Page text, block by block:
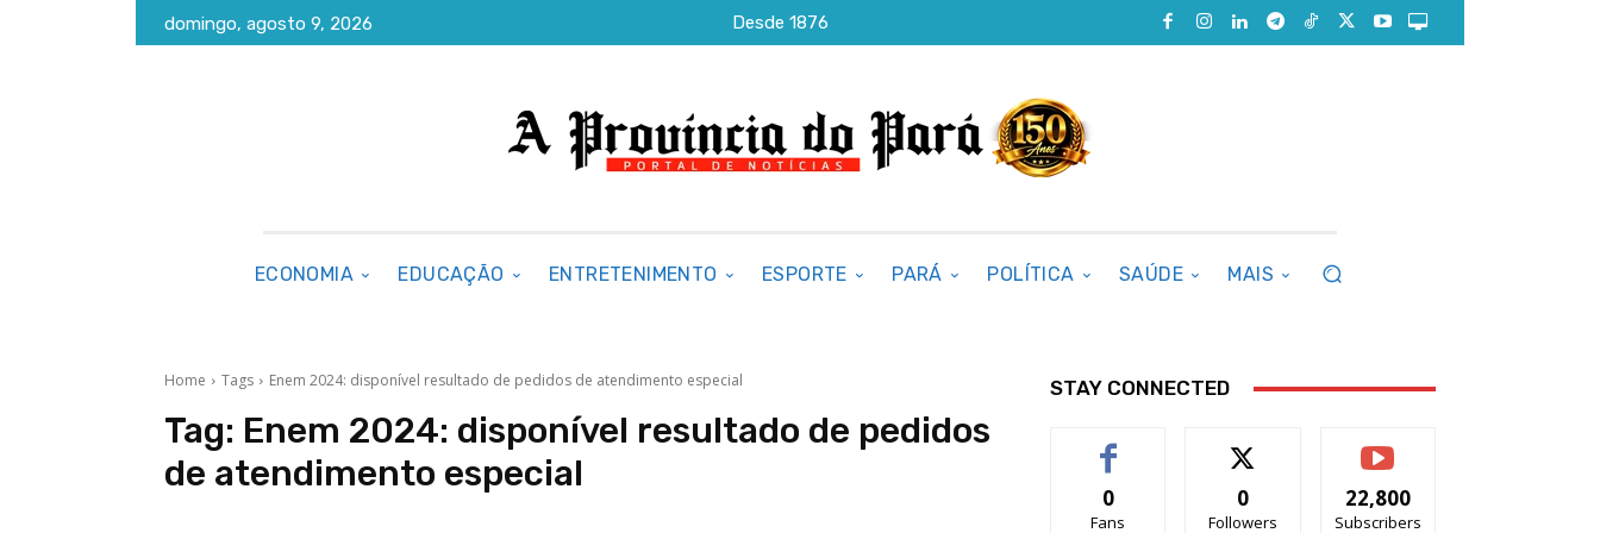
domingo, agosto 9, 2026 Desde 1876
ECONOMIA EDUCAÇÃO ENTRETENIMENTO ESPORTE PARÁ POLÍTICA SAÚDE MAIS
Home Tags Enem 2024: disponível resultado de pedidos de atendimento especial
Tag: Enem 2024: disponível resultado de pedidos
de atendimento especial
STAY CONNECTED
0
Fans
0
Followers
22,800
Subscribers